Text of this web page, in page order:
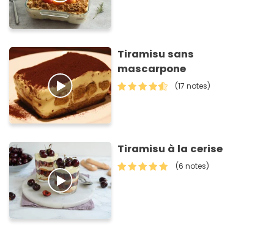
Tiramisu sans
mascarpone
(17 notes)
Tiramisu à la cerise
(6 notes)